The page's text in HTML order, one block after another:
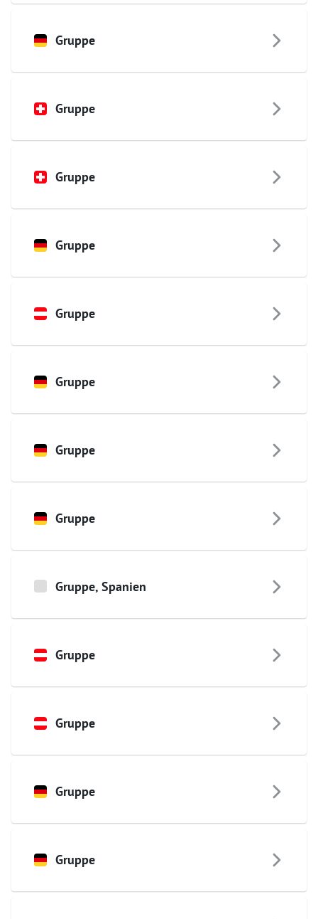
Gruppe
Gruppe
Gruppe
Gruppe
Gruppe
Gruppe
Gruppe
Gruppe
Gruppe, Spanien
Gruppe
Gruppe
Gruppe
Gruppe